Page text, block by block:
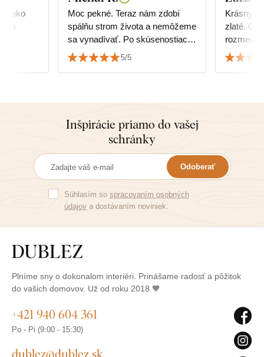
ako
Moc pekné. Teraz nám zdobí
spálňu strom života a nemôžeme
sa vynadívať. Po skúsenostiach
s nákupom malého obrázku sme
sa nebáli kúpiť veľký drahší.
nie 3D modelácia, ako sa
niekedy zdá, vyzerá úžasne.
Farby krásne a všetko starostlivo
zabalené. Nie je to náš prvý, ani
posledný nákup. Ďakujeme :)
5/5
Krásny
zlaté.
Inšpirácie priamo do vašej
schránky
Odoberať
Súhlasím so spracovaním osobných
údajova dostávaním noviniek.
Plníme sny o dokonalom interiéri. Prinášame radosť a pôžitok
do vašich domovov. Už od roku 2018 🧡
+421 940 604 361
Po - Pi (9:00 - 15:30)
dublez@dublez.sk